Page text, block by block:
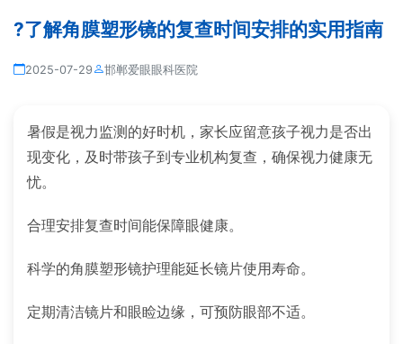
?了解角膜塑形镜的复查时间安排的实用指南
2025-07-29 邯郸爱眼眼科医院
暑假是视力监测的好时机，家长应留意孩子视力是否出
现变化，及时带孩子到专业机构复查，确保视力健康无
忧。
合理安排复查时间能保障眼健康。
科学的角膜塑形镜护理能延长镜片使用寿命。
定期清洁镜片和眼睑边缘，可预防眼部不适。